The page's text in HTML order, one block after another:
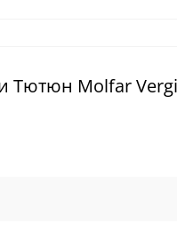
Тютюн Molfar